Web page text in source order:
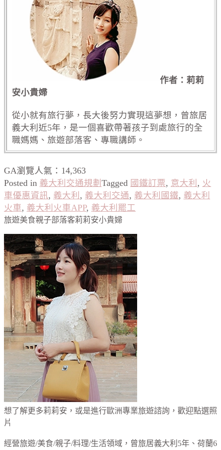
作者：莉莉
安小貴婦
從小就有旅行夢，長大後努力實現這夢想，曾旅居
義大利近5年，是一個喜歡帶著孩子到處旅行的全
職媽媽、旅遊部落客、專職講師。
GA瀏覽人氣：14,363
Posted in 義大利交通規劃 Tagged 國鐵訂票, 意大利 , 火
車優惠資訊, 義大利 , 義大利交通, 義大利國鐵, 義大利
火車, 義大利火車APP, 義大利罷工
旅遊美食親子部落客莉莉安小貴婦
想了解更多莉莉安，或是進行歐洲專業旅遊諮詢，歡迎點選照
片
經營旅遊/美食/親子/料理/生活領域，曾旅居義大利5年、荷蘭6